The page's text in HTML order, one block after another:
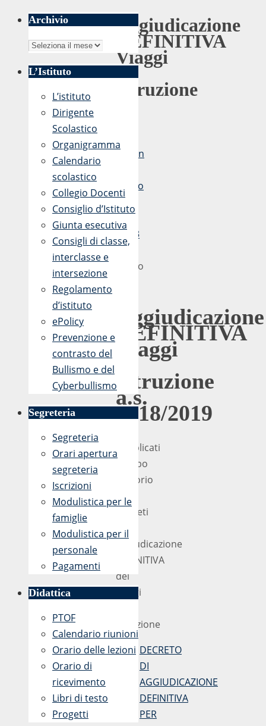
Aggiudicazione
DEFINITIVA
Viaggi
di
Istruzione
admin
Marzo
2019
-
16:33
28
Marzo
Aggiudicazione
DEFINITIVA
Viaggi
Istruzione
a.s.
2018/2019
Pubblicati
all’Albo
Pretorio
Decreti
aggiudicazione
DEFINITIVA
dei
viaggi
istruzione
DECRETO
DI
AGGIUDICAZIONE
DEFINITIVA
PER
Archivio
Archivio
L’Istituto
L’istituto
Dirigente
Scolastico
Organigramma
Calendario
scolastico
Collegio Docenti
Consiglio d’Istituto
Giunta esecutiva
Consigli di classe,
interclasse e
intersezione
Regolamento
d’istituto
ePolicy
Prevenzione e
contrasto del
Bullismo e del
Cyberbullismo
Segreteria
Segreteria
Orari apertura
segreteria
Iscrizioni
Modulistica per le
famiglie
Modulistica per il
personale
Pagamenti
Didattica
PTOF
Calendario riunioni
Orario delle lezioni
Orario di
ricevimento
Libri di testo
Progetti